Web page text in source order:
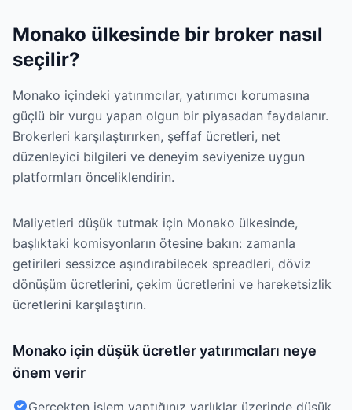
Monako ülkesinde bir broker nasıl
seçilir?
Monako içindeki yatırımcılar, yatırımcı korumasına
güçlü bir vurgu yapan olgun bir piyasadan faydalanır.
Brokerleri karşılaştırırken, şeffaf ücretleri, net
düzenleyici bilgileri ve deneyim seviyenize uygun
platformları önceliklendirin.
Maliyetleri düşük tutmak için Monako ülkesinde,
başlıktaki komisyonların ötesine bakın: zamanla
getirileri sessizce aşındırabilecek spreadleri, döviz
dönüşüm ücretlerini, çekim ücretlerini ve hareketsizlik
ücretlerini karşılaştırın.
Monako için düşük ücretler yatırımcıları neye
önem verir
Gerçekten işlem yaptığınız varlıklar üzerinde düşük